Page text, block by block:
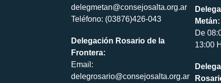
delegmetan@consejosalta.org.ar
Teléfono: (03876)426-043
Delegación Rosario de la
Frontera:
Email:
delegrosario@consejosalta.org.ar
Metán:
De
13:00